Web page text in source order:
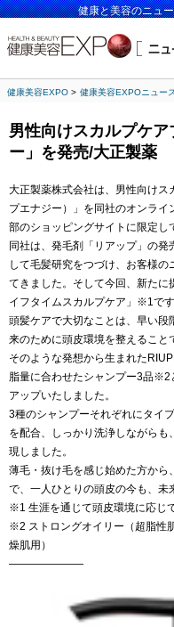
健康と美容のニュ
健康美容EXPO 健康美容EXPOニュース
男性向けスカルプケ
ー」を発売/大正製薬
大正製薬株式会社は、男性向けス
プエナジー）」を同社のオンラ
部のショッピングサイトに限定し
同社は、発毛剤「リアップ」の
して毛髪研究をつづけ、お客様
てきました。そして今回、新たに
イフタイムスカルプケア」※1です
頭髪ケアで大切なことは、早い
来のために頭皮環境を整えること
そのような発想から生まれた
脂量に合わせたシャンプー3品※2
アップいたしました。
3種のシャンプーそれぞれにタイ
を配合、しっかり洗浄しながら
現しました。
薄毛・抜け毛を感じ始めた方から
で、一人ひとりの頭皮の今も、未
※1 生涯を通じて頭皮環境に応じ
※2 ストロングオイリー（超脂性
燥肌用）
———————